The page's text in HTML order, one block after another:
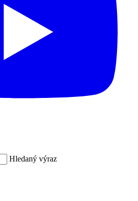
Hledaný výraz